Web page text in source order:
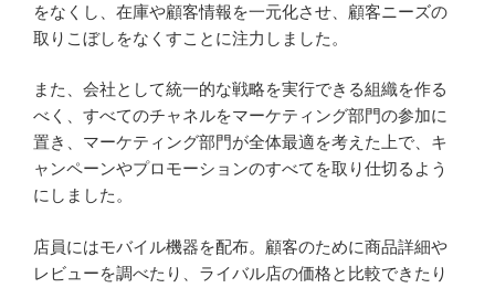
をなくし、在庫や顧客情報を一元化させ、顧客ニーズの
取りこぼしをなくすことに注力しました。
また、会社として統一的な戦略を実行できる組織を作る
べく、すべてのチャネルをマーケティング部門の参加に
置き、マーケティング部門が全体最適を考えた上で、キ
ャンペーンやプロモーションのすべてを取り仕切るよう
にしました。
店員にはモバイル機器を配布。顧客のために商品詳細や
レビューを調べたり、ライバル店の価格と比較できたり